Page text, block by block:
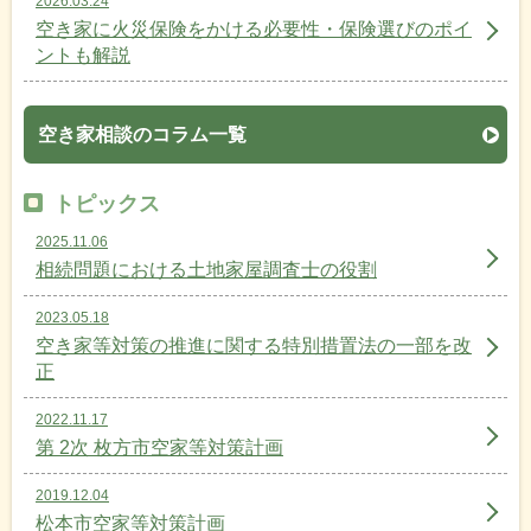
空き家に火災保険をかける必要性・保険選びのポイ
ントも解説
空き家相談のコラム一覧
トピックス
2025.11.06
相続問題における土地家屋調査士の役割
2023.05.18
空き家等対策の推進に関する特別措置法の一部を改
正
2022.11.17
第 2次 枚方市空家等対策計画
2019.12.04
松本市空家等対策計画